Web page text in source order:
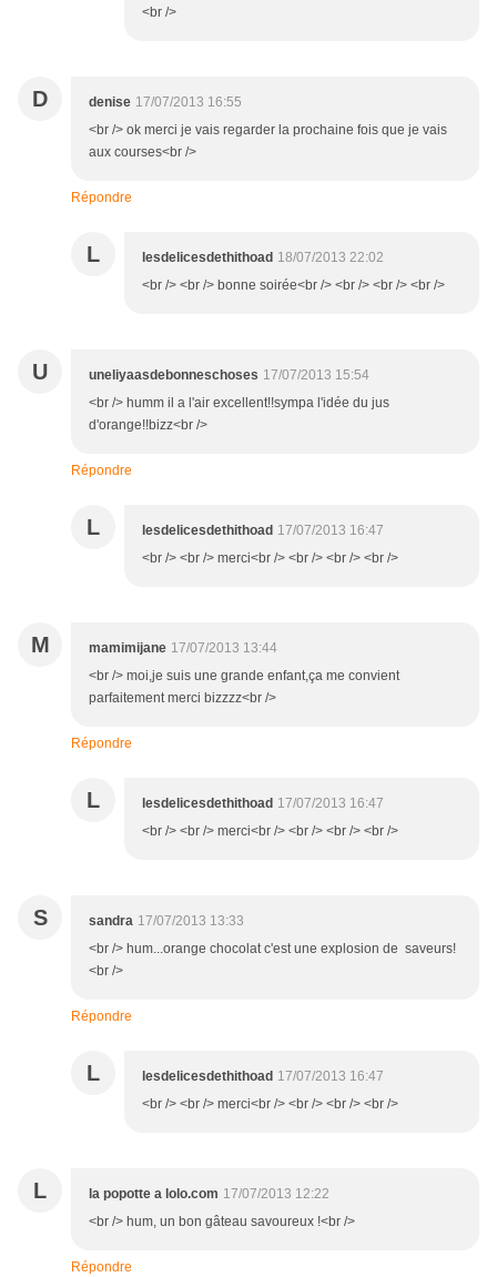
<br />
D denise 17/07/2013 16:55
<br /> ok merci je vais regarder la prochaine fois que je vais
aux courses<br />
Répondre
L lesdelicesdethithoad 18/07/2013 22:02
<br /> <br /> bonne soirée<br /> <br /> <br /> <br />
U uneliyaasdebonneschoses 17/07/2013 15:54
<br /> humm il a l'air excellent!!sympa l'idée du jus
d'orange!!bizz<br />
Répondre
L lesdelicesdethithoad 17/07/2013 16:47
<br /> <br /> merci<br /> <br /> <br /> <br />
M mamimijane 17/07/2013 13:44
<br /> moi,je suis une grande enfant,ça me convient
parfaitement merci bizzzz<br />
Répondre
L lesdelicesdethithoad 17/07/2013 16:47
<br /> <br /> merci<br /> <br /> <br /> <br />
S sandra 17/07/2013 13:33
<br /> hum...orange chocolat c'est une explosion de saveurs!
<br />
Répondre
L lesdelicesdethithoad 17/07/2013 16:47
<br /> <br /> merci<br /> <br /> <br /> <br />
L la popotte a lolo.com 17/07/2013 12:22
<br /> hum, un bon gâteau savoureux !<br />
Répondre